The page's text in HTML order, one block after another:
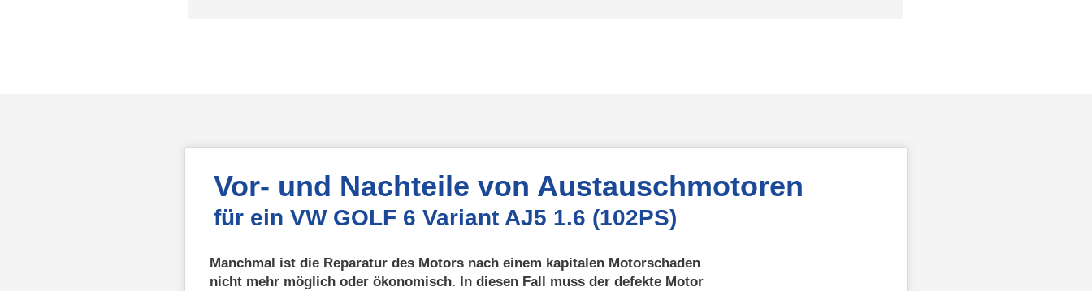
Vor- und Nachteile von Austauschmotoren
für ein VW GOLF 6 Variant AJ5 1.6 (102PS)
Manchmal ist die Reparatur des Motors nach einem kapitalen Motorschaden
nicht mehr möglich oder ökonomisch. In diesen Fall muss der defekte Motor